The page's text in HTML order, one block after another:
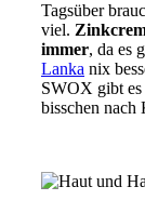
Tagsüber
viel.
immer, da es
Lanka nix
SWOX gibt
bisschen nach